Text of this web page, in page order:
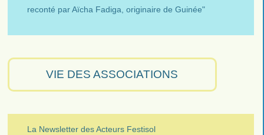
reconté par Aïcha Fadiga, originaire de Guinée"
VIE DES ASSOCIATIONS
La Newsletter des Acteurs Festisol